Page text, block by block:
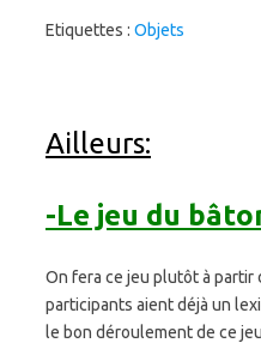
Etiquettes : Objets
Ailleurs:
-Le jeu du
On fera ce jeu plutôt à partir
participants aient déjà un
le bon déroulement de ce